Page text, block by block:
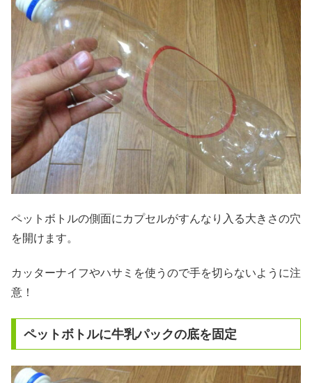
ペットボトルの側面にカプセルがすんなり入る大きさの穴
を開けます。
カッターナイフやハサミを使うので手を切らないように注
意！
ペットボトルに牛乳パックの底を固定